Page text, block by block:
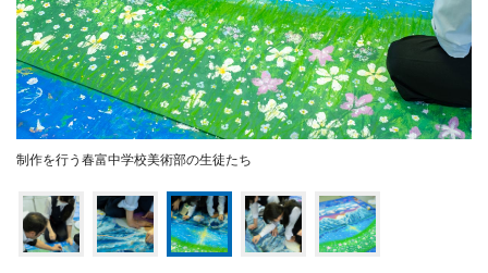
制作を行う春富中学校美術部の生徒たち